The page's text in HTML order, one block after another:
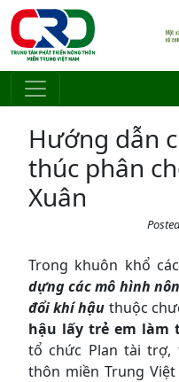
Skip to main content
Hướng dẫn
thúc phân
Xuân
Trong khuôn khổ
dựng các mô hình
đổi khí hậu thuộc
hậu lấy trẻ em làm
tổ chức Plan tài trợ,
thôn miền Trung